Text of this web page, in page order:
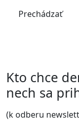
Prechádzať
Kto chce
nech sa
(k odberu